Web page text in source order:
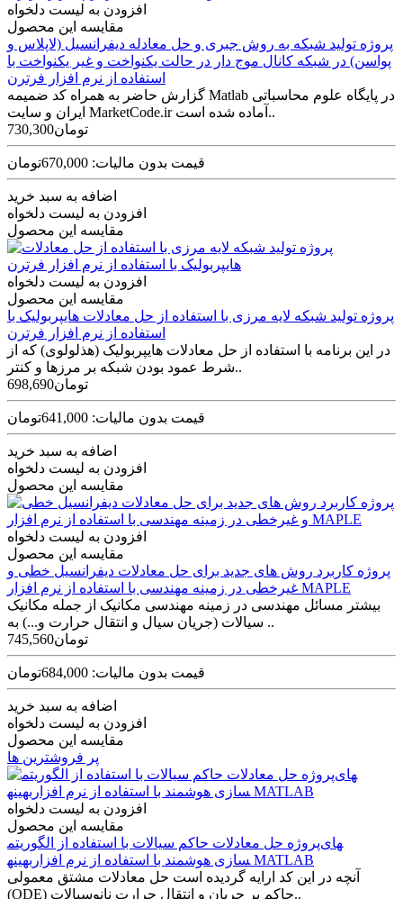
افزودن به لیست دلخواه
مقایسه این محصول
پروژه تولید شبکه به روش جبری و حل معادله دیفرانسیل (لاپلاس و
پواسن) در شبکه کانال موج دار در حالت یکنواخت و غیر یکنواخت با
استفاده از نرم افزار فرترن
گزارش حاضر به همراه کد ضمیمه Matlab در پایگاه علوم محاسباتی
ایران و سایت MarketCode.ir آماده شده است..
730,300تومان
قیمت بدون مالیات: 670,000تومان
اضافه به سبد خرید
افزودن به لیست دلخواه
مقایسه این محصول
افزودن به لیست دلخواه
مقایسه این محصول
پروژه تولید شبکه لایه مرزی با استفاده از حل معادلات هایپربولیک با
استفاده از نرم افزار فرترن
در این برنامه با استفاده از حل معادلات هایپربولیک (هذلولوی) که از
شرط عمود بودن شبکه بر مرزها و کنتر..
698,690تومان
قیمت بدون مالیات: 641,000تومان
اضافه به سبد خرید
افزودن به لیست دلخواه
مقایسه این محصول
افزودن به لیست دلخواه
مقایسه این محصول
پروژه کاربرد روش های جدید برای حل معادلات دیفرانسیل خطی و
غیرخطی در زمینه مهندسی با استفاده از نرم افزار MAPLE
بیشتر مسائل مهندسی در زمینه مهندسی مکانیک از جمله مکانیک
سیالات (جریان سیال و انتقال حرارت و...) به ..
745,560تومان
قیمت بدون مالیات: 684,000تومان
اضافه به سبد خرید
افزودن به لیست دلخواه
مقایسه این محصول
پر فروشترین ها
افزودن به لیست دلخواه
مقایسه این محصول
پروژه حل معادلات حاکم سیالات با استفاده از الگوریتم‎های
بهینه‎سازی هوشمند با استفاده از نرم افزار MATLAB
آنچه در این کد ارایه گردیده است حل معادلات مشتق معمولی
(ODE) حاکم بر جریان و انتقال حرارت نانوسیالات..